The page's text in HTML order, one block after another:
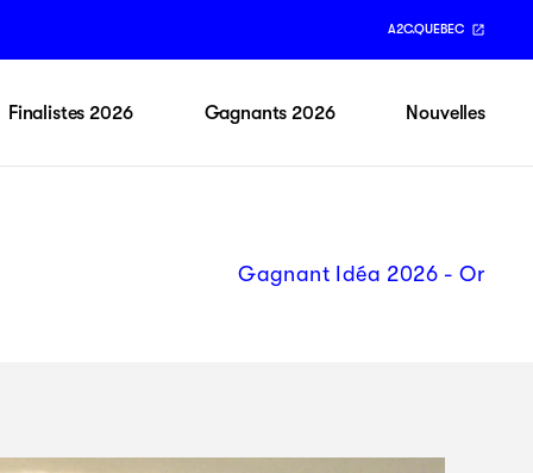
A2C.QUEBEC
Finalistes 2026 Gagnants 2026 Nouvelles
Gagnant Idéa 2026 - Or